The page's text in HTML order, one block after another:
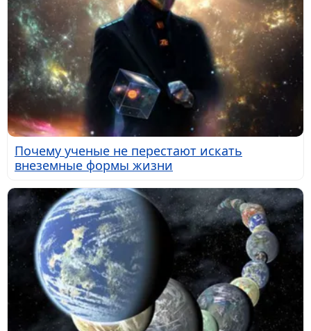
Почему ученые не перестают искать
внеземные формы жизни